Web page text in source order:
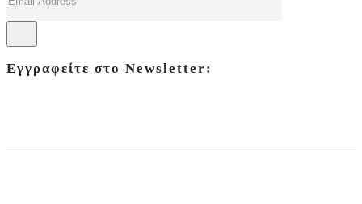
Εγγραφείτε στο Newsletter: